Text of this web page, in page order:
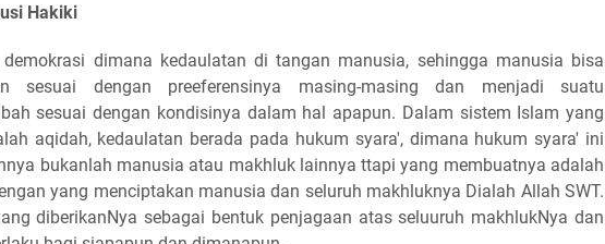
Hakiki
demokrasi dimana kedaulatan di tangan manusia, sehingga manusia bisa
sesuai dengan preeferensinya masing-masing dan menjadi suatu
sesuai dengan kondisinya dalam hal apapun. Dalam sistem Islam yang
aqidah, kedaulatan berada pada hukum syara', dimana hukum syara' ini
bukanlah manusia atau makhluk lainnya ttapi yang membuatnya adalah
yang menciptakan manusia dan seluruh makhluknya Dialah Allah SWT.
diberikanNya sebagai bentuk penjagaan atas seluuruh makhlukNya dan